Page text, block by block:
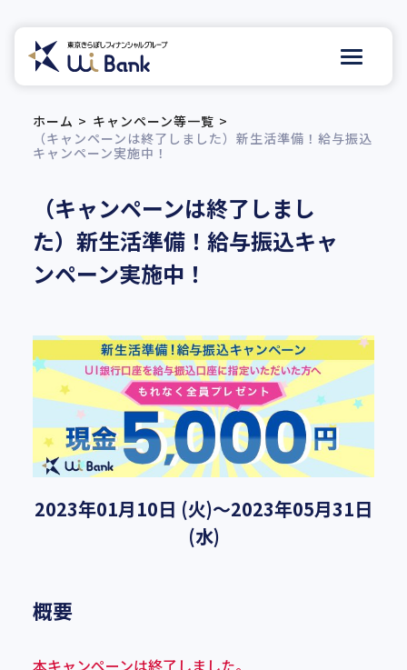
ホーム
キャンペーン等一覧
（キャンペーンは終了しました） 新生活準備！給与振込
キャンペーン実施中！
（キャンペーンは終了しまし
た） 新生活準備！給与振込キャ
ンペーン実施中！
2023年01月10日 (火)～2023年05月31日
(水)
概要